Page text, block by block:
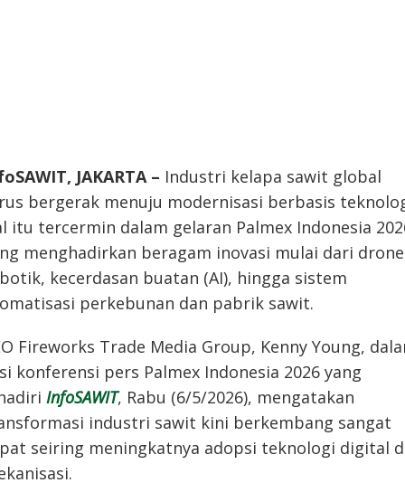
JAKARTA – Industri kelapa sawit global
bergerak menuju modernisasi berbasis
itu tercermin dalam gelaran Palmex Indonesia
menghadirkan beragam inovasi mulai dari
kecerdasan buatan (AI), hingga sistem
perkebunan dan pabrik sawit.
Fireworks Trade Media Group, Kenny Young,
konferensi pers Palmex Indonesia 2026 yang
InfoSAWIT, Rabu (6/5/2026), mengatakan
industri sawit kini berkembang sangat
seiring meningkatnya adopsi teknologi digital